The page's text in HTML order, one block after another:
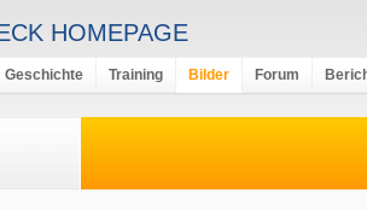
HOMEPAGE
Geschichte Training Bilder Forum